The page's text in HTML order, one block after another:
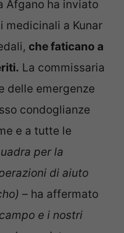
Afgano ha inviato
medicinali a Kunar
che faticano a
La commissaria
delle emergenze
condoglianze
e a tutte le
per la
di aiuto
– ha affermato
e i nostri